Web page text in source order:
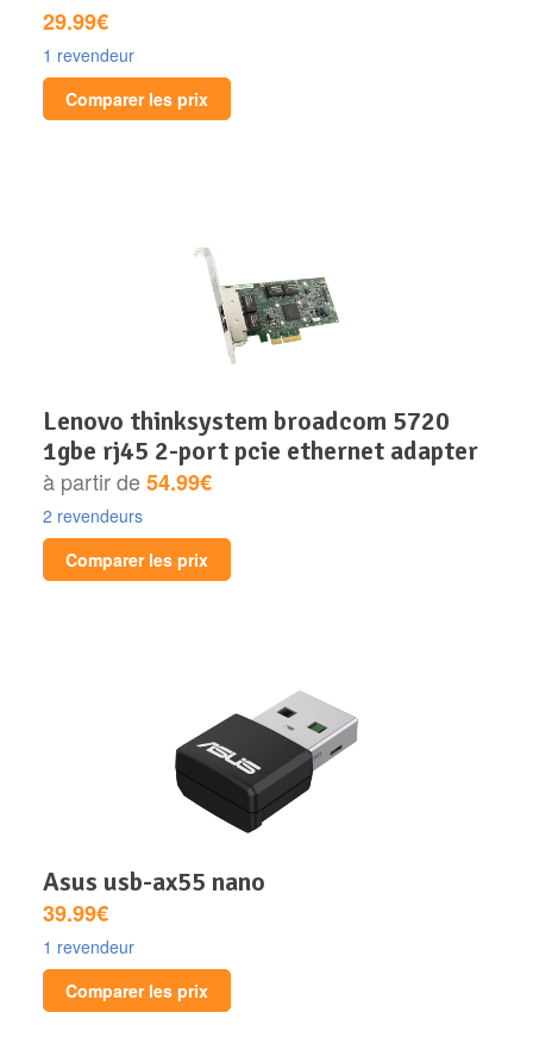
29.99€
1 revendeur
Comparer les prix
lenovo thinksystem broadcom 5720
1gbe rj45 2-port pcie ethernet adapter
à partir de54.99€
2 revendeurs
Comparer les prix
asus usb-ax55 nano
39.99€
1 revendeur
Comparer les prix